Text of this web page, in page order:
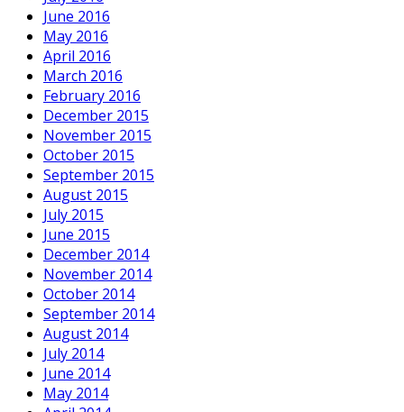
June 2016
May 2016
April 2016
March 2016
February 2016
December 2015
November 2015
October 2015
September 2015
August 2015
July 2015
June 2015
December 2014
November 2014
October 2014
September 2014
August 2014
July 2014
June 2014
May 2014